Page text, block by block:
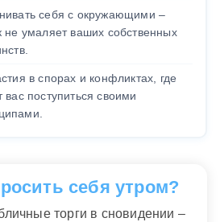
себя с окружающими –
не умаляет ваших собственных
в спорах и конфликтах, где
вас поступиться своими
себя утром?
торги в сновидении –